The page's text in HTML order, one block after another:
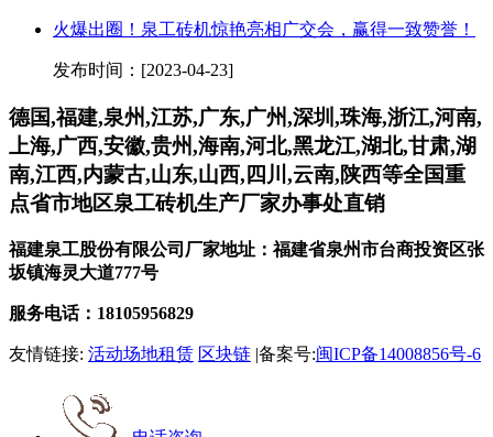
火爆出圈！泉工砖机惊艳亮相广交会，赢得一致赞誉！
发布时间：[2023-04-23]
德国,福建,泉州,江苏,广东,广州,深圳,珠海,浙江,河南,
上海,广西,安徽,贵州,海南,河北,黑龙江,湖北,甘肃,湖
南,江西,内蒙古,山东,山西,四川,云南,陕西等全国重
点省市地区泉工砖机生产厂家办事处直销
福建泉工股份有限公司厂家地址：福建省泉州市台商投资区张
坂镇海灵大道777号
服务电话：18105956829
友情链接: 活动场地租赁 区块链 |备案号:闽ICP备14008856号-6